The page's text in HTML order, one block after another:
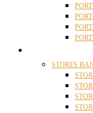
STORES